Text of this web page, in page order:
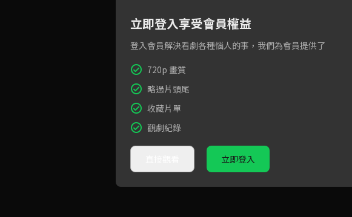
立即登入享受會員權益
登入會員解決看劇各種惱人的事，我們為會員提供了
720p 畫質
略過片頭尾
收藏片單
觀劇紀錄
立即登入